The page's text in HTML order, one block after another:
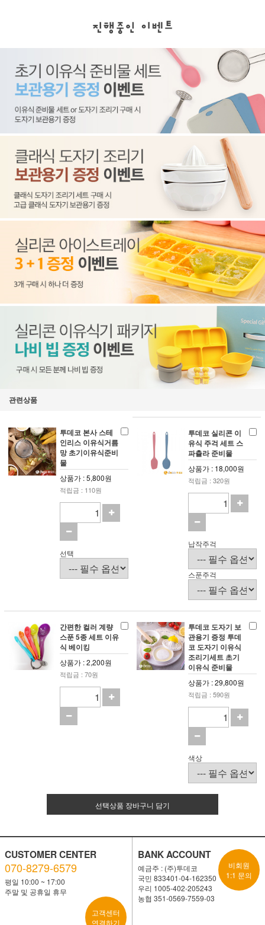
관련상품
투데코 본사 스테
인리스 이유식거름
망 초기이유식준비
물
상품가 : 5,800원
적립금 : 110원
선택
투데코 실리콘 이
유식 주걱 세트 스
파츌라 준비물
상품가 : 18,000원
적립금 : 320원
납작주걱
스푼주걱
간편한 컬러 계량
스푼 5종 세트 이유
식 베이킹
상품가 : 2,200원
적립금 : 70원
투데코 도자기 보
관용기 증정 투데
코 도자기 이유식
조리기세트 초기
이유식 준비물
상품가 : 29,800원
적립금 : 590원
색상
선택상품 장바구니 담기
CUSTOMER CENTER
070-8279-6579
평일 10:00 ~ 17:00
주말 및 공휴일 휴무
고객센터
연결하기
BANK ACCOUNT
예금주 : (주)투데코
국민 833401-04-162350
우리 1005-402-205243
농협 351-0569-7559-03
비회원
1:1 문의